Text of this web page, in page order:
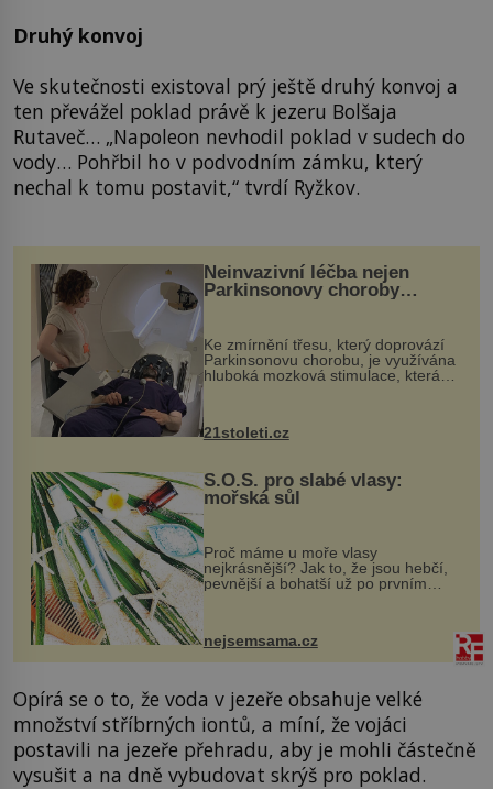
Druhý konvoj
Ve skutečnosti existoval prý ještě druhý konvoj a
ten převážel poklad právě k jezeru Bolšaja
Rutaveč… „Napoleon nevhodil poklad v sudech do
vody… Pohřbil ho v podvodním zámku, který
nechal k tomu postavit,“ tvrdí Ryžkov.
Neinvazivní léčba nejen
Parkinsonovy choroby
Ke zmírnění třesu, který doprovází
Parkinsonovu chorobu, je využívána
hluboká mozková stimulace, která
však vyžaduje vysoce invazivní
k dostatečně přesnému zacílení ...
21stoleti.cz
S.O.S. pro slabé vlasy:
mořská sůl
Proč máme u moře vlasy
nejkrásnější? Jak to, že jsou hebčí,
pevnější a bohatší už po prvním
vlasy. ...
nejsemsama.cz
Opírá se o to, že voda v jezeře obsahuje velké
množství stříbrných iontů, a míní, že vojáci
postavili na jezeře přehradu, aby je mohli částečně
vysušit a na dně vybudovat skrýš pro poklad.